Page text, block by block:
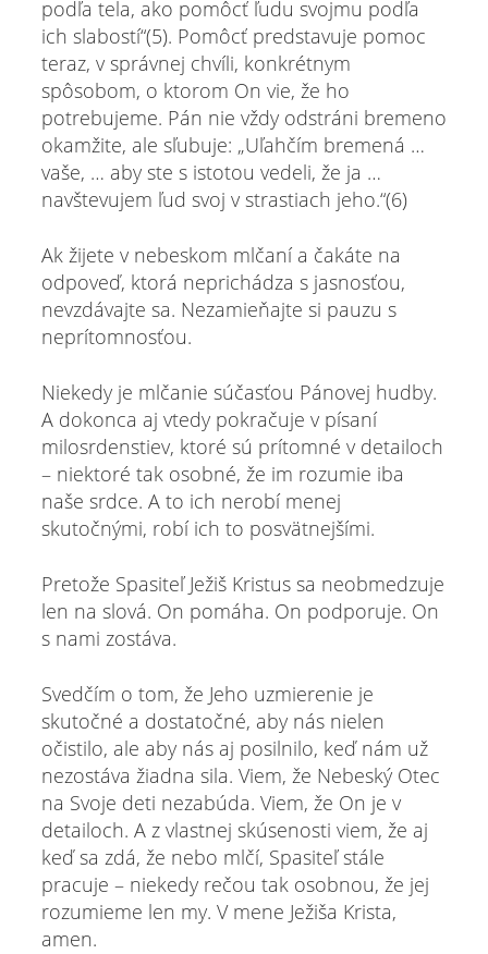
podľa tela, ako pomôcť ľudu svojmu podľa
ich slabostí“(5). Pomôcť predstavuje pomoc
teraz, v správnej chvíli, konkrétnym
spôsobom, o ktorom On vie, že ho
potrebujeme. Pán nie vždy odstráni bremeno
okamžite, ale sľubuje: „Uľahčím bremená …
vaše, … aby ste s istotou vedeli, že ja …
navštevujem ľud svoj v strastiach jeho.“(6)
Ak žijete v nebeskom mlčaní a čakáte na
odpoveď, ktorá neprichádza s jasnosťou,
nevzdávajte sa. Nezamieňajte si pauzu s
neprítomnosťou.
Niekedy je mlčanie súčasťou Pánovej hudby.
A dokonca aj vtedy pokračuje v písaní
milosrdenstiev, ktoré sú prítomné v detailoch
– niektoré tak osobné, že im rozumie iba
naše srdce. A to ich nerobí menej
skutočnými, robí ich to posvätnejšími.
Pretože Spasiteľ Ježiš Kristus sa neobmedzuje
len na slová. On pomáha. On podporuje. On
s nami zostáva.
Svedčím o tom, že Jeho uzmierenie je
skutočné a dostatočné, aby nás nielen
očistilo, ale aby nás aj posilnilo, keď nám už
nezostáva žiadna sila. Viem, že Nebeský Otec
na Svoje deti nezabúda. Viem, že On je v
detailoch. A z vlastnej skúsenosti viem, že aj
keď sa zdá, že nebo mlčí, Spasiteľ stále
pracuje – niekedy rečou tak osobnou, že jej
rozumieme len my. V mene Ježiša Krista,
amen.